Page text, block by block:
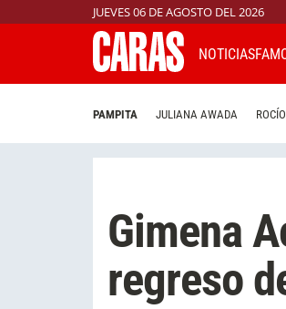
JUEVES 06 DE AGOSTO DEL 2026
NOTICIAS
PAMPITA JULIANA AWADA
Gimena
regreso